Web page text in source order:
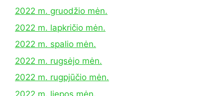
2022 m. gruodžio mėn.
2022 m. lapkričio mėn.
2022 m. spalio mėn.
2022 m. rugsėjo mėn.
2022 m. rugpjūčio mėn.
2022 m. liepos mėn.